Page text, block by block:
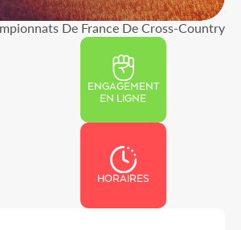
De France De Cross-Country
ENGAGEMENT
EN LIGNE
HORAIRES